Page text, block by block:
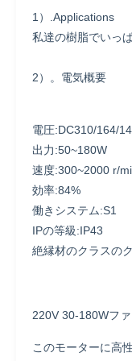
1）.Applications
私達の樹脂でいっ
2）。電気概要
電圧:DC310/164/
出力:50~180W
速度:300~2000 r/
効率:84%
働きシステム:S1
IPの等級:IP43
絶縁材のクラスの
220V 30-180Wフ
このモーターに高